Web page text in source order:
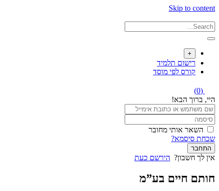
Skip to content
+
רישום תלמיד
קורס לפי מוסד
(0)
היי, ברוך הבא!
השאר אותי מחובר
שכחת סיסמא?
התחבר
אין לך חשבון? הירשם כעת
חותם חיים בע”מ